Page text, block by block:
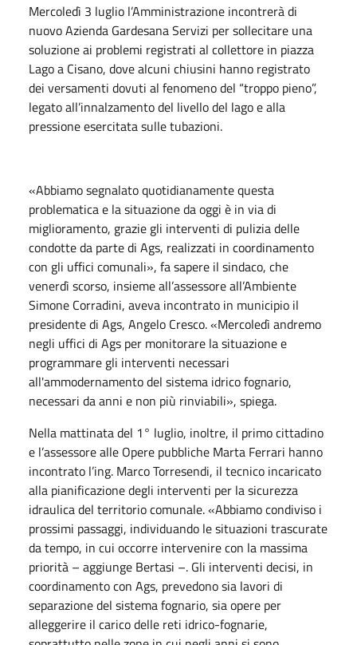
Mercoledì 3 luglio l’Amministrazione incontrerà di
nuovo Azienda Gardesana Servizi per sollecitare una
soluzione ai problemi registrati al collettore in piazza
Lago a Cisano, dove alcuni chiusini hanno registrato
dei versamenti dovuti al fenomeno del “troppo pieno”,
legato all’innalzamento del livello del lago e alla
pressione esercitata sulle tubazioni.
«Abbiamo segnalato quotidianamente questa
problematica e la situazione da oggi è in via di
miglioramento, grazie gli interventi di pulizia delle
condotte da parte di Ags, realizzati in coordinamento
con gli uffici comunali», fa sapere il sindaco, che
venerdì scorso, insieme all’assessore all’Ambiente
Simone Corradini, aveva incontrato in municipio il
presidente di Ags, Angelo Cresco. «Mercoledì andremo
negli uffici di Ags per monitorare la situazione e
programmare gli interventi necessari
all'ammodernamento del sistema idrico fognario,
necessari da anni e non più rinviabili», spiega.
Nella mattinata del 1° luglio, inoltre, il primo cittadino
e l’assessore alle Opere pubbliche Marta Ferrari hanno
incontrato l’ing. Marco Torresendi, il tecnico incaricato
alla pianificazione degli interventi per la sicurezza
idraulica del territorio comunale. «Abbiamo condiviso i
prossimi passaggi, individuando le situazioni trascurate
da tempo, in cui occorre intervenire con la massima
priorità – aggiunge Bertasi –. Gli interventi decisi, in
coordinamento con Ags, prevedono sia lavori di
separazione del sistema fognario, sia opere per
alleggerire il carico delle reti idrico-fognarie,